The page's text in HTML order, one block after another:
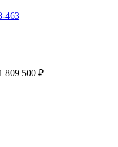
463
809 500 ₽